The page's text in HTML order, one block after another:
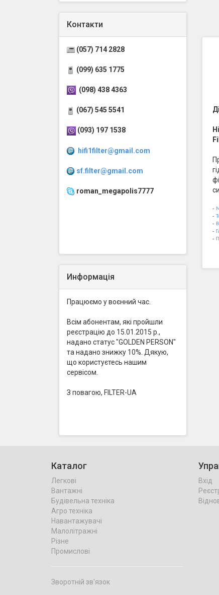
Контакти
(057) 714 2828
(099) 635 1775
(098) 438 4363
(067) 545 5541
(093) 197 1538
hifi1filter@gmail.com
sf.filter@gmail.com
roman_megapolis7777
Информація
Працюємо у воєнний час.
Всім абонентам, які пройшли
реєстрацію до 15.01.2015 р.,
надано статус "GOLDEN PERSON"
та надано знижку 10%. Дякую,
що користуєтесь нашим
сервісом.
З повагою, FILTER-UA
-
-
-
-
-
Каталог
Легкові
Вантажні
Будівельна техніка
Агро техніка
Навантажувачі
Малолітражні
Різне
Промислові
Зворотній зв'язок
Вхід